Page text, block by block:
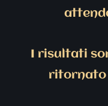
I risultati
ritornato